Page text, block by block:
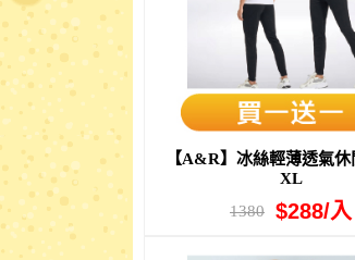
【A&R】冰絲輕薄透氣
XL
1380
$288/入